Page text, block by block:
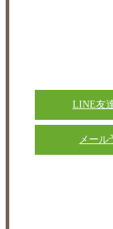
LINE友
メール